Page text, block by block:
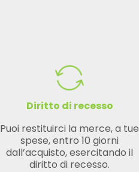
Diritto di recesso
Puoi restituirci la merce, a tue
spese, entro 10 giorni
dall’acquisto, esercitando il
diritto di recesso.